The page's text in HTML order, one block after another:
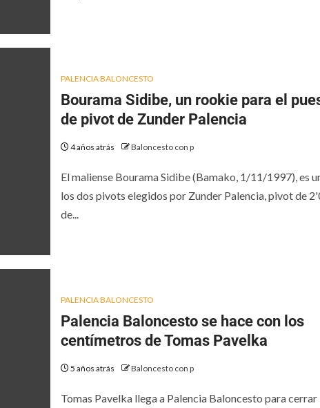
PALENCIA BALONCESTO
Bourama Sidibe, un rookie para el
de pivot de Zunder Palencia
4 años atrás Baloncesto con p
El maliense Bourama Sidibe (Bamako, 1/11/1997), es
los dos pivots elegidos por Zunder Palencia, pivot de
de...
PALENCIA BALONCESTO
Palencia Baloncesto se hace con los
centímetros de Tomas Pavelka
5 años atrás Baloncesto con p
Tomas Pavelka llega a Palencia Baloncesto para cerrar